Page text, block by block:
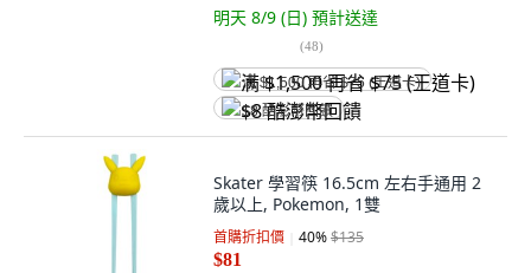
明天 8/9 (日) 預計送達
(48)
满 $1,500 再省 $75 (王道卡)
$8 酷澎幣回饋
Skater 學習筷 16.5cm 左右手通用 2
歲以上, Pokemon, 1雙
首購折扣價 40%$135
$81